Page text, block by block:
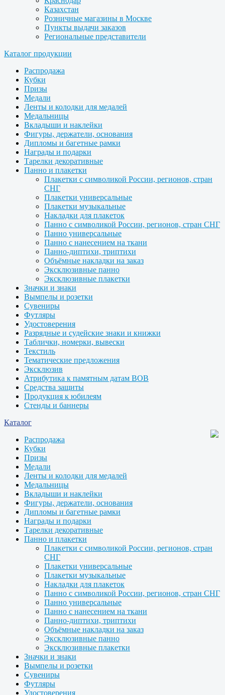
Казахстан
Розничные магазины в Москве
Пункты выдачи заказов
Региональные представители
Каталог продукции
Распродажа
Кубки
Призы
Медали
Ленты и колодки для медалей
Медальницы
Вкладыши и наклейки
Фигуры, держатели, основания
Дипломы и багетные рамки
Награды и подарки
Тарелки декоративные
Панно и плакетки
Плакетки с символикой России, регионов, стран
СНГ
Плакетки универсальные
Плакетки музыкальные
Накладки для плакеток
Панно с символикой России, регионов, стран СНГ
Панно универсальные
Панно с нанесением на ткани
Панно-диптихи, триптихи
Объёмные накладки на заказ
Эксклюзивные панно
Эксклюзивные плакетки
Значки и знаки
Вымпелы и розетки
Сувениры
Футляры
Удостоверения
Разрядные и судейские знаки и книжки
Таблички, номерки, вывески
Текстиль
Тематические предложения
Эксклюзив
Атрибутика к памятным датам ВОВ
Средства защиты
Продукция к юбилеям
Стенды и баннеры
Каталог
Распродажа
Кубки
Призы
Медали
Ленты и колодки для медалей
Медальницы
Вкладыши и наклейки
Фигуры, держатели, основания
Дипломы и багетные рамки
Награды и подарки
Тарелки декоративные
Панно и плакетки
Плакетки с символикой России, регионов, стран
СНГ
Плакетки универсальные
Плакетки музыкальные
Накладки для плакеток
Панно с символикой России, регионов, стран СНГ
Панно универсальные
Панно с нанесением на ткани
Панно-диптихи, триптихи
Объёмные накладки на заказ
Эксклюзивные панно
Эксклюзивные плакетки
Значки и знаки
Вымпелы и розетки
Сувениры
Футляры
Удостоверения